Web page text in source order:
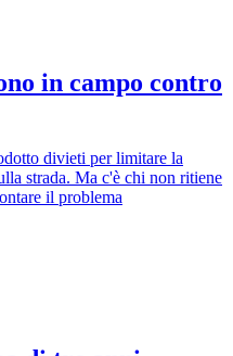
in campo contro
divieti per limitare la
strada. Ma c'è chi non ritiene
il problema